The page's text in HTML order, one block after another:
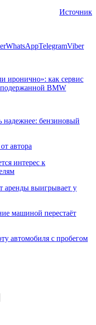
Источник
WhatsAppTelegramViber
иронично»: как сервис
BMW
надежнее: бензиновый
автора
интерес к
аренды выигрывает у
машиной перестаёт
автомобиля с пробегом